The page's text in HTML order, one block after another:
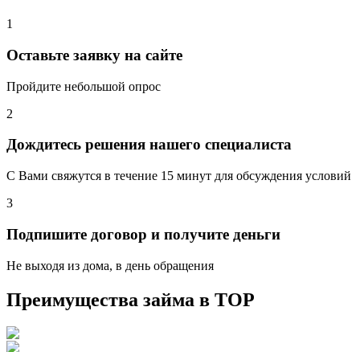
1
Оставьте заявку на сайте
Пройдите небольшой опрос
2
Дождитесь решения нашего специалиста
С Вами свяжутся в течение 15 минут для обсуждения условий
3
Подпишите договор и получите деньги
Не выходя из дома, в день обращения
Преимущества займа в ТОР